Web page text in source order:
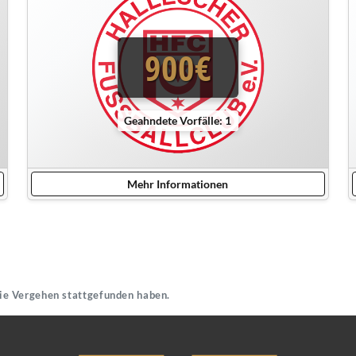
900€
Geahndete Vorfälle: 1
Mehr Informationen
Vergehen stattgefunden haben.